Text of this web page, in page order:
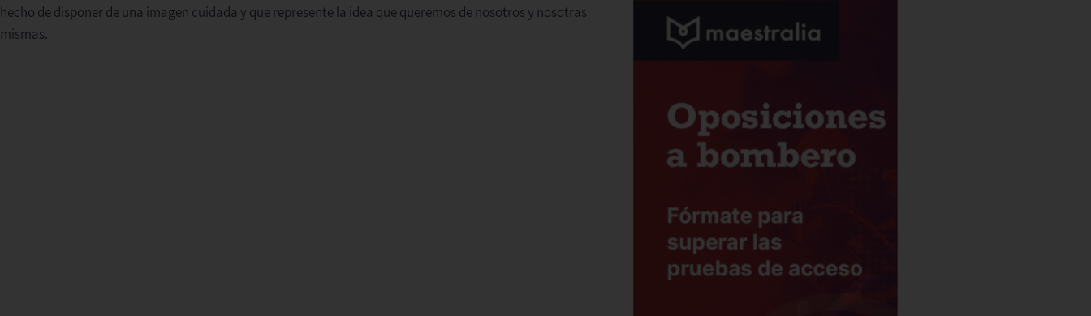
hecho de disponer de una imagen cuidada y que represente la idea que queremos de nosotros y nosotras
mismas.